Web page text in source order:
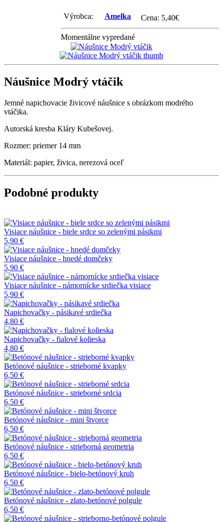
Výrobca: Amelka Cena: 5,40€
Momentálne vypredané
Náušnice Modrý vtáčik
Jemné napichovacie živicové náušnice s obrázkom modrého
vtáčika.
Autorská kresba Kláry Kubešovej.
Rozmer: priemer 14 mm
Materiál: papier, živica, nerezová oceľ
Podobné produkty
Visiace náušnice - biele srdce so zelenými pásikmi
5,90 €
Visiace náušnice - hnedé domčeky
5,90 €
Visiace náušnice - námornícke srdiečka visiace
5,90 €
Napichovačky - pásikavé srdiečka
4,80 €
Napichovačky - fialové kolieska
4,80 €
Betónové náušnice - strieborné kvapky
6,50 €
Betónové náušnice - strieborné srdcia
6,50 €
Betónové náušnice - mini štvorce
6,50 €
Betónové náušnice - strieborná geometria
6,50 €
Betónové náušnice - bielo-betónový kruh
6,50 €
Betónové náušnice - zlato-betónové polgule
6,50 €